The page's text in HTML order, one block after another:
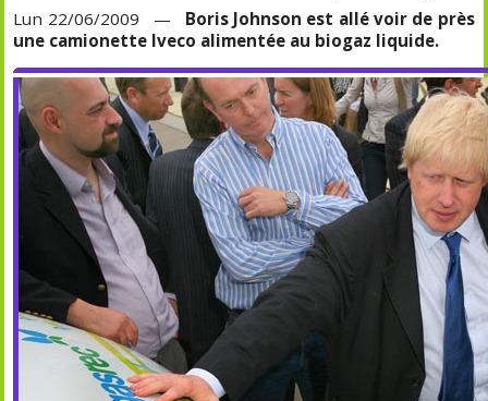
Lun 22/06/2009 — Boris Johnson est allé voir de près
une camionette Iveco alimentée au biogaz liquide.